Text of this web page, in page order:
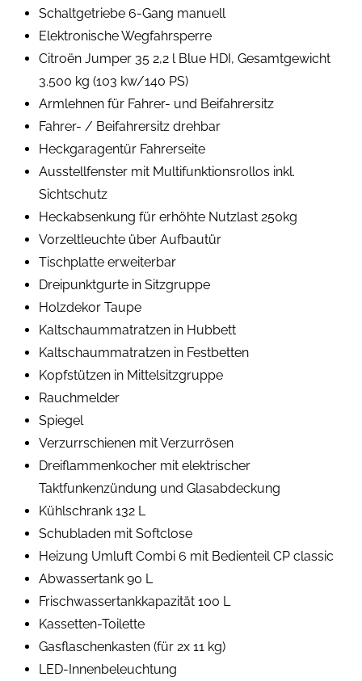
Schaltgetriebe 6-Gang manuell
Elektronische Wegfahrsperre
Citroën Jumper 35 2,2 l Blue HDI, Gesamtgewicht
3.500 kg (103 kw/140 PS)
Armlehnen für Fahrer- und Beifahrersitz
Fahrer- / Beifahrersitz drehbar
Heckgaragentür Fahrerseite
Ausstellfenster mit Multifunktionsrollos inkl.
Sichtschutz
Heckabsenkung für erhöhte Nutzlast 250kg
Vorzeltleuchte über Aufbautür
Tischplatte erweiterbar
Dreipunktgurte in Sitzgruppe
Holzdekor Taupe
Kaltschaummatratzen in Hubbett
Kaltschaummatratzen in Festbetten
Kopfstützen in Mittelsitzgruppe
Rauchmelder
Spiegel
Verzurrschienen mit Verzurrösen
Dreiflammenkocher mit elektrischer
Taktfunkenzündung und Glasabdeckung
Kühlschrank 132 L
Schubladen mit Softclose
Heizung Umluft Combi 6 mit Bedienteil CP classic
Abwassertank 90 L
Frischwassertankkapazität 100 L
Kassetten-Toilette
Gasflaschenkasten (für 2x 11 kg)
LED-Innenbeleuchtung